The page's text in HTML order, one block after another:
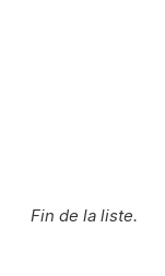
Fin de la liste.